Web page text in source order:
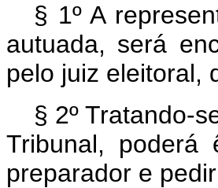
§ 1º A
autuada, será
pelo juiz eleitoral,
§ 2º Tratando-
Tribunal, poderá
preparador e